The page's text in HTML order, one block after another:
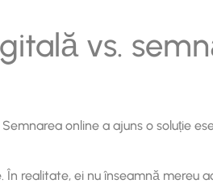
vs.
online a ajuns o soluție
În realitate, ei nu înseamnă mereu